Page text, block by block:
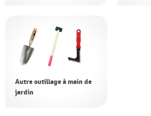
Autre outillage à main de
jardin